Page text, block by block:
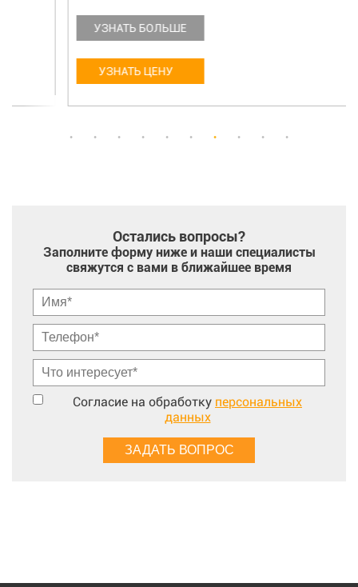
УЗНАТЬ БОЛЬШЕ
УЗНАТЬ ЦЕНУ
Остались вопросы?
Заполните форму ниже и наши специалисты
свяжутся с вами в ближайшее время
Согласие на обработку персональных
данных